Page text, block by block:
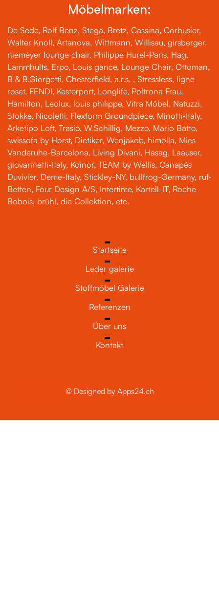
Möbelmarken:
De Sede, Rolf Benz, Stega, Bretz, Cassina, Corbusier,
Walter Knoll, Artanova, Wittmann, Willisau, girsberger,
niemeyer lounge chair, Philippe Hurel-Paris, Hag,
Lammhults, Erpo, Louis gance, Lounge Chair, Ottoman,
B & B,Giorgetti, Chesterfield, a.r.s. , Stressless, ligne
roset, FENDI, Kesterport, Longlife, Poltrona Frau,
Hamilton, Leolux, louis philippe, Vitra Möbel, Natuzzi,
Stokke, Nicoletti, Flexform Groundpiece, Minotti-Italy,
Arketipo Loft, Trasio, W.Schillig, Mezzo, Mario Batto,
swissofa by Horst, Dietiker, Wenjakob, himolla, Mies
Vanderuhe-Barcelona, Living Divani, Hasag, Laauser,
giovannetti-Italy, Koinor, TEAM by Wellis, Canapés
Duvivier, Deme-Italy, Stickley-NY, bullfrog-Germany, ruf-
Betten, Four Design A/S, Intertime, Kartell-IT, Roche
Bobois, brühl, die Collektion, etc.
Startseite
Leder galerie
Stoffmöbel Galerie
Referenzen
Über uns
Kontakt
© Designed by Apps24.ch